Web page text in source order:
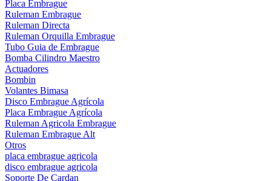
Placa Embrague
Ruleman Embrague
Ruleman Directa
Ruleman Orquilla Embrague
Tubo Guia de Embrague
Bomba Cilindro Maestro
Actuadores
Bombin
Volantes Bimasa
Disco Embrague Agrícola
Placa Embrague Agrícola
Ruleman Agricola Embrague
Ruleman Embrague Alt
Otros
placa embrague agricola
disco embrague agricola
Soporte De Cardan